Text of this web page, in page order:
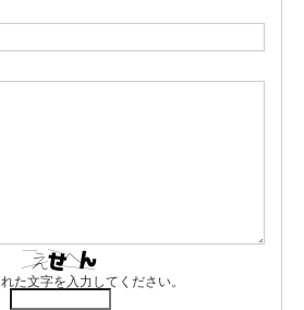
れた文字を入力してください。